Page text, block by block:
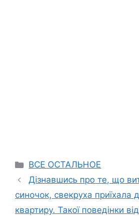
Categories
ВСЕ ОСТАЛЬНОЕ
Дізнавшись про те, що
синочок, свекруха приїхала
квартиру. Такої поведінки